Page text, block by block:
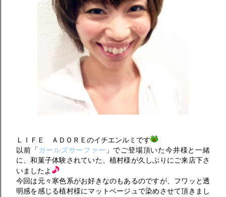
ＬＩＦＥ ＡＤＯＲＥのイチエンルミです
以前「 ガールズサーファー 」でご登場頂いた今井様と一緒
に、和菓子体験されていた、植村様が久しぶりにご来店下さ
いましたよ
今回は元々寒色系がお好きなのもあるのですが、フワッと透
明感を感じる植村様にマットベージュで染めさせて頂きまし